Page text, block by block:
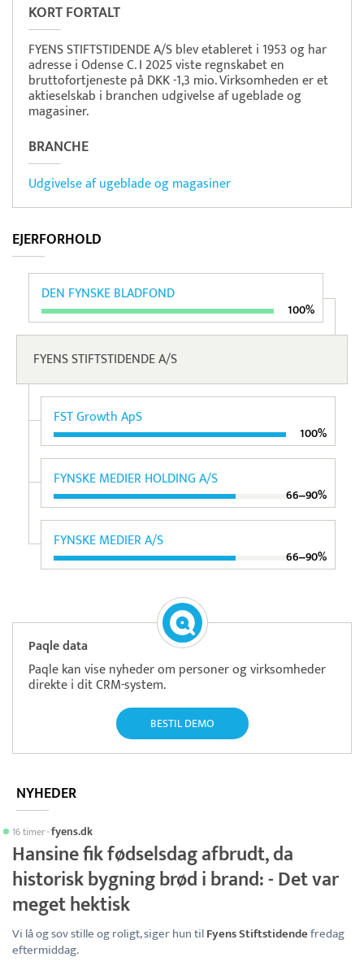
KORT FORTALT
FYENS STIFTSTIDENDE A/S blev etableret i 1953 og har
adresse i Odense C. I 2025 viste regnskabet en
bruttofortjeneste på DKK -1,3 mio. Virksomheden er et
aktieselskab i branchen udgivelse af ugeblade og
magasiner.
BRANCHE
Udgivelse af ugeblade og magasiner
EJERFORHOLD
DEN FYNSKE BLADFOND
100%
FYENS STIFTSTIDENDE A/S
FST Growth ApS
100%
FYNSKE MEDIER HOLDING A/S
66‒90%
FYNSKE MEDIER A/S
66‒90%
Paqle data
Paqle kan vise nyheder om personer og virksomheder
direkte i dit CRM-system.
BESTIL DEMO
NYHEDER
16 timer·fyens.dk
Hansine fik fødselsdag afbrudt, da
historisk bygning brød i brand: - Det var
meget hektisk
Vi lå og sov stille og roligt, siger hun tilFyens Stiftstidendefredag
eftermiddag.